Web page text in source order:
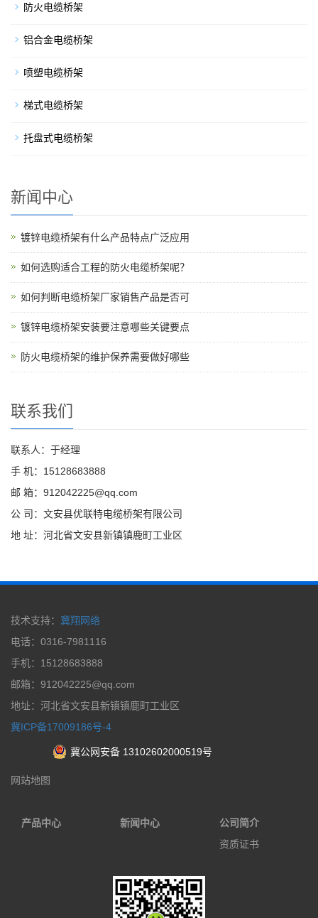
防火电缆桥架
铝合金电缆桥架
喷塑电缆桥架
梯式电缆桥架
托盘式电缆桥架
新闻中心
镀锌电缆桥架有什么产品特点广泛应用
如何选购适合工程的防火电缆桥架呢？
如何判断电缆桥架厂家销售产品是否可
镀锌电缆桥架安装要注意哪些关键要点
防火电缆桥架的维护保养需要做好哪些
联系我们
联系人：于经理
手 机：15128683888
邮 箱：912042225@qq.com
公 司：文安县优联特电缆桥架有限公司
地 址：河北省文安县新镇镇鹿町工业区
技术支持： 冀翔网络
电话：0316-7981116
手机：15128683888
邮箱：912042225@qq.com
地址：河北省文安县新镇镇鹿町工业区
冀ICP备17009186号-4
冀公网安备 13102602000519号
网站地图
产品中心 新闻中心
公司简介
资质证书